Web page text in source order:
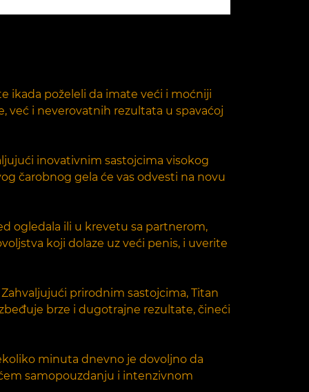
ikada poželeli da imate veći i moćniji
već i neverovatnih rezultata u spavaćoj
inovativnim sastojcima visokog
čarobnog gela će vas odvesti na novu
ogledala ili u krevetu sa partnerom,
koji dolaze uz veći penis, i uverite
prirodnim sastojcima, Titan
brze i dugotrajne rezultate, čineći
minuta dnevno je dovoljno da
samopouzdanju i intenzivnom